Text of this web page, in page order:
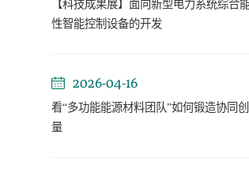
【科技成果展】面向新型电力系统综合
性智能控制设备的开发
2026-04-16
看“多功能能源材料团队”如何锻造协同
量